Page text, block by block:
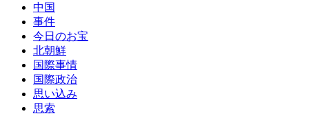
中国
事件
今日のお宝
北朝鮮
国際事情
国際政治
思い込み
思索